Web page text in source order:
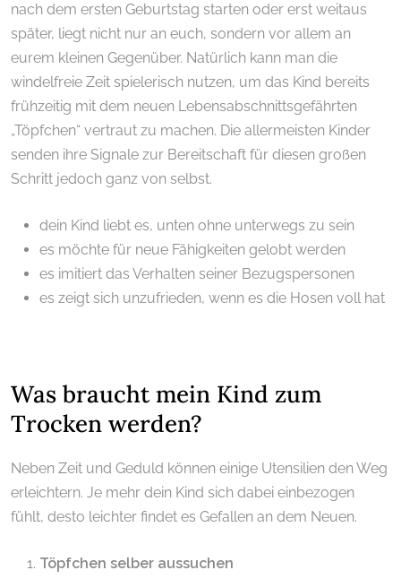
nach dem ersten Geburtstag starten oder erst weitaus
später, liegt nicht nur an euch, sondern vor allem an
eurem kleinen Gegenüber. Natürlich kann man die
windelfreie Zeit spielerisch nutzen, um das Kind bereits
frühzeitig mit dem neuen Lebensabschnittsgefährten
„Töpfchen“ vertraut zu machen. Die allermeisten Kinder
senden ihre Signale zur Bereitschaft für diesen großen
Schritt jedoch ganz von selbst.
dein Kind liebt es, unten ohne unterwegs zu sein
es möchte für neue Fähigkeiten gelobt werden
es imitiert das Verhalten seiner Bezugspersonen
es zeigt sich unzufrieden, wenn es die Hosen voll hat
Was braucht mein Kind zum
Trocken werden?
Neben Zeit und Geduld können einige Utensilien den Weg
erleichtern. Je mehr dein Kind sich dabei einbezogen
fühlt, desto leichter findet es Gefallen an dem Neuen.
Töpfchen selber aussuchen